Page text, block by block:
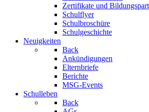
Zertifikate und
Schulflyer
Schulbroschüre
Schulgeschichte
Neuigkeiten
Back
Ankündigungen
Elternbriefe
Berichte
MSG-Events
Schulleben
Back